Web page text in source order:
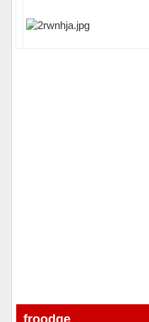
froodge